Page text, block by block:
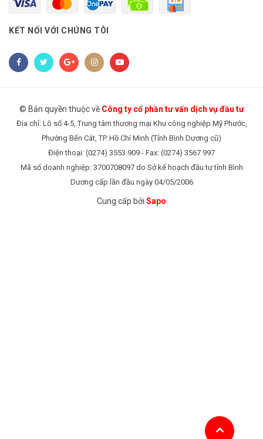
KẾT NỐI VỚI CHÚNG TÔI
© Bản quyền thuộc về Công ty cổ phần tư vấn dịch vụ đầu tư
Địa chỉ: Lô số 4-5, Trung tâm thương mại Khu công nghiệp Mỹ Phước,
Phường Bến Cát, TP. Hồ Chí Minh (Tỉnh Bình Dương cũ)
Điện thoại: (0274) 3553 909 - Fax: (0274) 3567 997
Mã số doanh nghiệp: 3700708097 do Sở kế hoạch đầu tư tỉnh Bình
Dương cấp lần đầu ngày 04/05/2006
Cung cấp bởi Sapo